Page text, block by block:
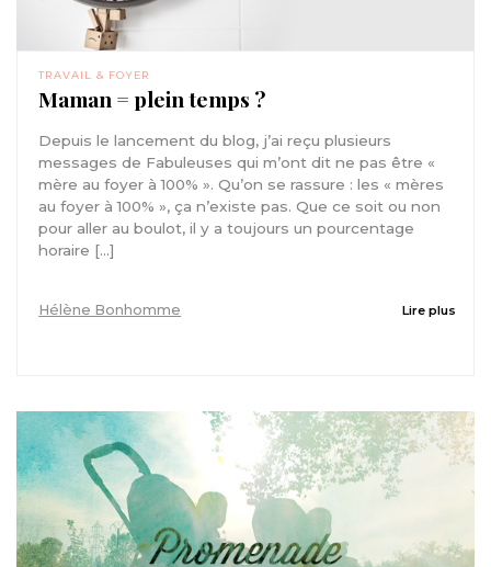
TRAVAIL & FOYER
Maman = plein temps ?
Depuis le lancement du blog, j’ai reçu plusieurs
messages de Fabuleuses qui m’ont dit ne pas être «
mère au foyer à 100% ». Qu’on se rassure : les « mères
au foyer à 100% », ça n’existe pas. Que ce soit ou non
pour aller au boulot, il y a toujours un pourcentage
horaire […]
Hélène Bonhomme Lire plus